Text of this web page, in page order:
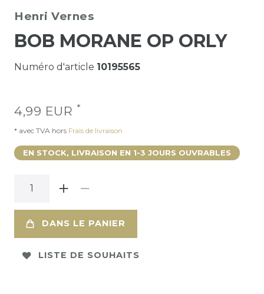
Henri Vernes
BOB MORANE OP ORLY
Numéro d'article 10195565
4,99 EUR *
* avec TVA hors Frais de livraison
EN STOCK, LIVRAISON EN 1-3 JOURS OUVRABLES
DANS LE PANIER
LISTE DE SOUHAITS